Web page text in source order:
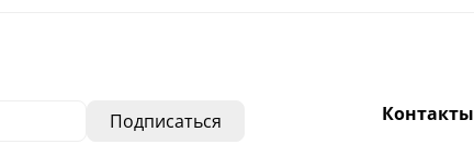
Контакты